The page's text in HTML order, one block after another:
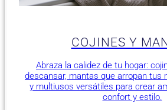
COJINES Y
Abraza la calidez de tu hogar:
descansar, mantas que arropan tus
y multiusos versátiles para crear
confort y estilo.